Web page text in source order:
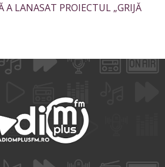
A LANASAT PROIECTUL „GRIJĂ